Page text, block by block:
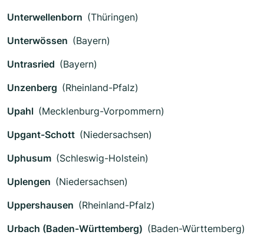
Unterwellenborn (Thüringen)
Unterwössen (Bayern)
Untrasried (Bayern)
Unzenberg (Rheinland-Pfalz)
Upahl (Mecklenburg-Vorpommern)
Upgant-Schott (Niedersachsen)
Uphusum (Schleswig-Holstein)
Uplengen (Niedersachsen)
Uppershausen (Rheinland-Pfalz)
Urbach (Baden-Württemberg) (Baden-Württemberg)